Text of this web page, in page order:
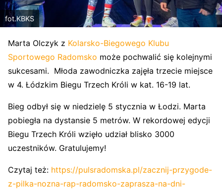
fot.KBKS
Marta Olczyk z Kolarsko-Biegowego Klubu
Sportowego Radomsko może pochwalić się kolejnymi
sukcesami. Młoda zawodniczka zajęła trzecie miejsce
w 4. Łódzkim Biegu Trzech Króli w kat. 16-19 lat.
Bieg odbył się w niedzielę 5 stycznia w Łodzi. Marta
pobiegła na dystansie 5 metrów. W rekordowej edycji
Biegu Trzech Króli wzięło udział blisko 3000
uczestników. Gratulujemy!
Czytaj też: https://pulsradomska.pl/zacznij-przygode-
z-pilka-nozna-rap-radomsko-zaprasza-na-dni-